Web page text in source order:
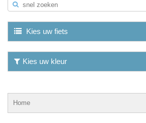
snel zoeken
Kies uw fiets
Kies uw kleur
Home